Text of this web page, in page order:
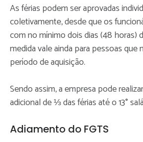
As férias podem ser aprovadas
coletivamente, desde que os
com no mínimo dois dias (48 horas)
medida vale ainda para pessoas que
período de aquisição.
Sendo assim, a empresa pode
adicional de ⅓ das férias até o 13°
Adiamento do FGTS